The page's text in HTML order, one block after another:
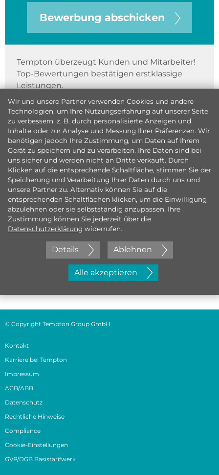
Bewerbung abschicken
Tempton überzeugt Kunden und Mitarbeiter!
Top-Bewertungen bestätigen erstklassige
Leistungen.
Jetzt initiativ bewerben
Wir und unsere Partner verwenden Cookies und andere
Technologien, um Ihre Nutzungserfahrung auf unserer Seite
zu verbessern, z. B. durch personalisierte Anzeigen und
Inhalte oder zur Analyse und Messung Ihrer Präferenzen. Wir
benötigen jedoch Ihre Zustimmung, um Daten auf Ihrem
Gerät zu speichern und zu verarbeiten. Ihre Daten sind bei
uns sicher und werden nicht an Dritte verkauft. Durch
Klicken auf die entsprechende Schaltfläche, stimmen Sie der
Speicherung und Verarbeitung Ihrer Daten durch uns und
unsere Partner zu. Alternativ können Sie auf die
entsprechenden Schaltflächen klicken, um die Einwilligung
abzulehnen oder sie selbstständig anzupassen. Ihre
Zustimmung können Sie jederzeit über die
Datenschutzerklärung widerrufen.
Details Ablehnen
Alle akzeptieren
© Copyright Tempton Group GmbH
Kontakt
Karriere bei Tempton
Impressum
AGB/ABB
Datenschutz
Rechtliche Hinweise
Compliance
Cookie-Einstellungen
GVP/DGB Basistarifwerk